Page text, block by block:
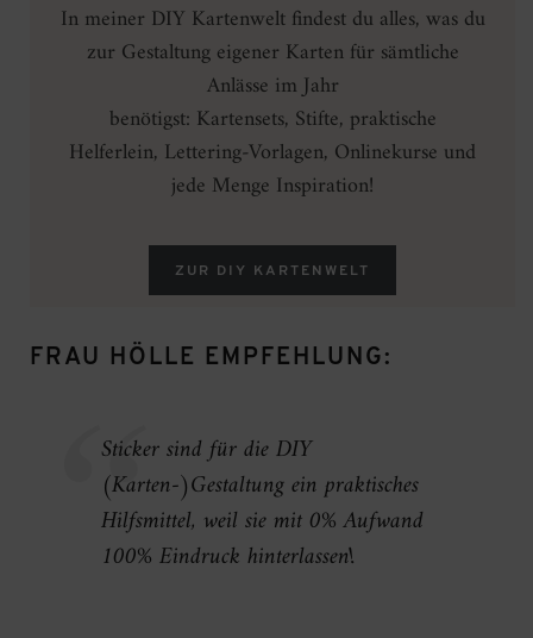
In meiner DIY Kartenwelt findest du alles, was du
zur Gestaltung eigener Karten für sämtliche
Anlässe im Jahr
benötigst: Kartensets, Stifte, praktische
Helferlein, Lettering-Vorlagen, Onlinekurse und
jede Menge Inspiration!
ZUR DIY KARTENWELT
FRAU HÖLLE EMPFEHLUNG:
Sticker sind für die DIY
(Karten-)Gestaltung ein praktisches
Hilfsmittel, weil sie mit 0% Aufwand
100% Eindruck hinterlassen!